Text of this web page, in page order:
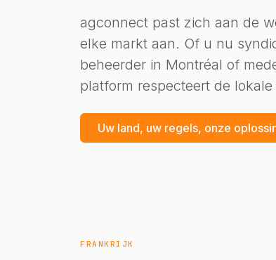
agconnect past zich aan de
elke markt aan. Of u nu
beheerder in Montréal of
platform respecteert de
Uw land, uw regels, onze
FRANKRIJK